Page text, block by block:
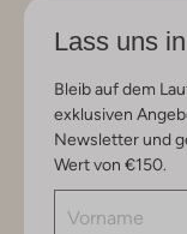
Lass uns
Bleib auf dem
exklusiven
Newsletter und
Wert von €150.